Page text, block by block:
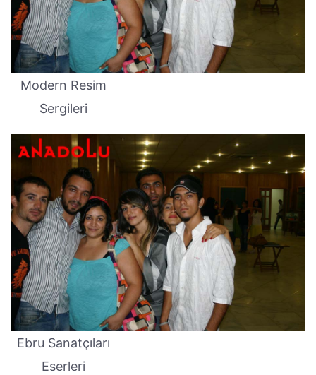
Modern Resim
Sergileri
Ebru Sanatçıları
Eserleri